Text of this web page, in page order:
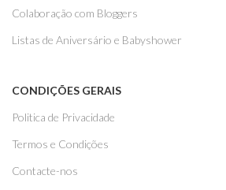
Colaboração com Bloggers
Listas de Aniversário e Babyshower
CONDIÇÕES GERAIS
Politica de Privacidade
Termos e Condições
Contacte-nos